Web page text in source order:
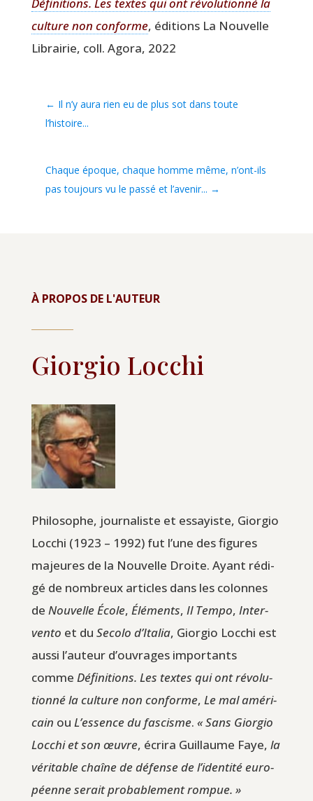
culture non conforme, édi­tions La Nou­velle
Librai­rie, coll. Ago­ra, 2022
← Il n’y aura rien eu de plus sot dans toute
l’histoire...
Chaque époque, chaque homme même, n’ont-ils
pas toujours vu le passé et l’avenir... →
À PROPOS DE L'AUTEUR
Giorgio Locchi
Phi­lo­sophe, jour­na­liste et essayiste, Gior­gio
Loc­chi (1923 – 1992) fut l’une des figures
majeures de la Nou­velle Droite. Ayant rédi­
gé de nom­breux articles dans les colonnes
de Nou­velle École, Élé­ments, Il Tem­po, Inter­
ven­to et du Seco­lo d’Italia, Gior­gio Loc­chi est
aus­si l’auteur d’ouvrages impor­tants
comme Défi­ni­tions. Les textes qui ont révo­lu­
tion­né la culture non conforme, Le mal amé­ri­
cain ou L’essence du fas­cisme. « Sans Gior­gio
Loc­chi et son œuvre, écri­ra Guillaume Faye, la
véri­table chaîne de défense de l’identité euro­
péenne serait pro­ba­ble­ment rompue. »